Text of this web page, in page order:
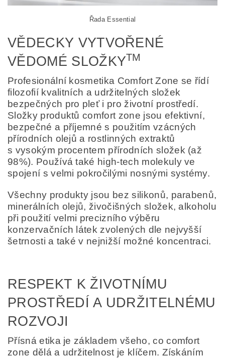
Řada Essential
VĚDECKY VYTVOŘENÉ
VĚDOMÉ SLOŽKYTM
Profesionální kosmetika Comfort Zone se řídí
filozofií kvalitních a udržitelných složek
bezpečných pro pleť i pro životní prostředí.
Složky produktů comfort zone jsou efektivní,
bezpečné a příjemné s použitím vzácných
přírodních olejů a rostlinných extraktů
s vysokým procentem přírodních složek (až
98%). Používá také high-tech molekuly ve
spojení s velmi pokročilými nosnými systémy.
Všechny produkty jsou bez silikonů, parabenů,
minerálních olejů, živočišných složek, alkoholu
při použití velmi precizního výběru
konzervačních látek zvolených dle nejvyšší
šetrnosti a také v nejnižší možné koncentraci.
RESPEKT K ŽIVOTNÍMU
PROSTŘEDÍ A UDRŽITELNÉMU
ROZVOJI
Přísná etika je základem všeho, co comfort
zone dělá a udržitelnost je klíčem. Získáním